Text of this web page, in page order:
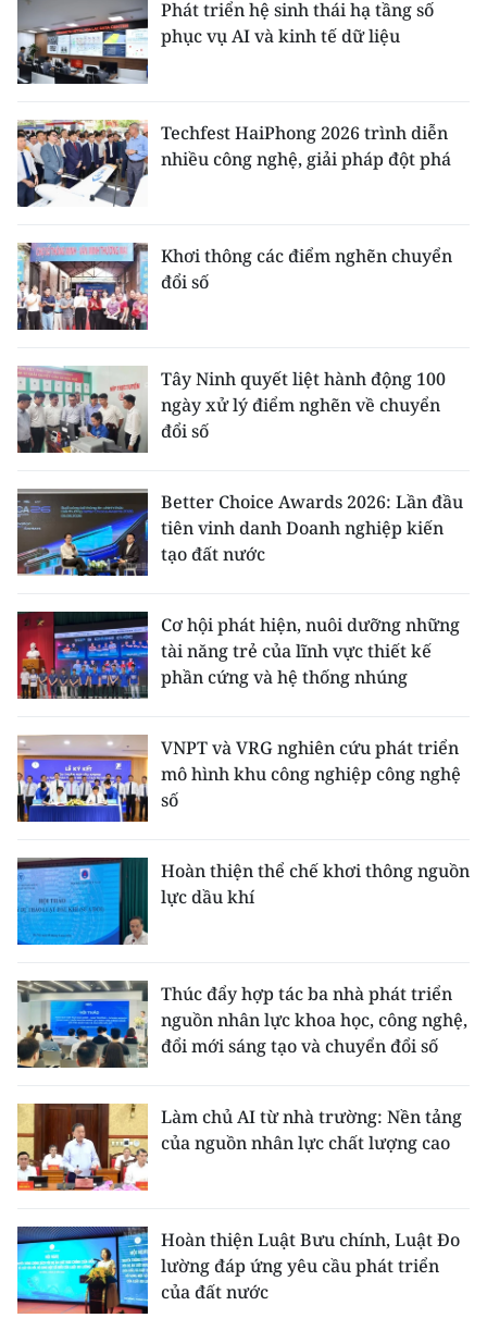
Phát triển hệ sinh thái hạ tầng số
phục vụ AI và kinh tế dữ liệu
Techfest HaiPhong 2026 trình diễn
nhiều công nghệ, giải pháp đột phá
Khơi thông các điểm nghẽn chuyển
đổi số
Tây Ninh quyết liệt hành động 100
ngày xử lý điểm nghẽn về chuyển
đổi số
Better Choice Awards 2026: Lần đầu
tiên vinh danh Doanh nghiệp kiến
tạo đất nước
Cơ hội phát hiện, nuôi dưỡng những
tài năng trẻ của lĩnh vực thiết kế
phần cứng và hệ thống nhúng
VNPT và VRG nghiên cứu phát triển
mô hình khu công nghiệp công nghệ
số
Hoàn thiện thể chế khơi thông nguồn
lực dầu khí
Thúc đẩy hợp tác ba nhà phát triển
nguồn nhân lực khoa học, công nghệ,
đổi mới sáng tạo và chuyển đổi số
Làm chủ AI từ nhà trường: Nền tảng
của nguồn nhân lực chất lượng cao
Hoàn thiện Luật Bưu chính, Luật Đo
lường đáp ứng yêu cầu phát triển
của đất nước